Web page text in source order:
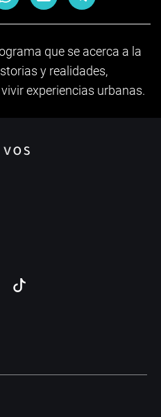
que se acerca a la
y realidades,
experiencias urbanas.